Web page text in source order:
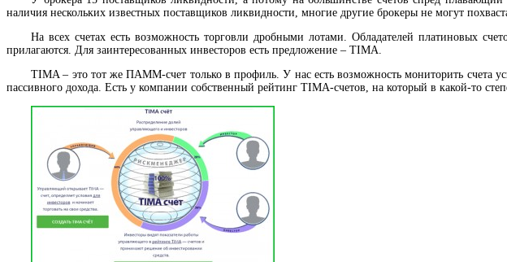
наличия нескольких известных поставщиков ликвидности, многие другие брокеры не могут
На всех счетах есть возможность торговли дробными лотами. Обладателей платиновых
прилагаются. Для заинтересованных инвесторов есть предложение – TIMA.
TIMA – это тот же ПАММ-счет только в профиль. У нас есть возможность мониторить счета
пассивного дохода. Есть у компании собственный рейтинг TIMA-счетов, на который в какой-то